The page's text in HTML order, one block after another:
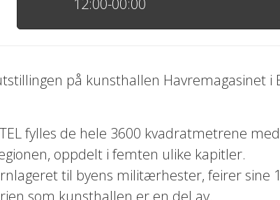
12:00-00:00
på kunsthallen Havremagasinet i
fylles de hele 3600 kvadratmetrene
oppdelt i femten ulike kapitler.
til byens militærhester, feirer sine
som kunsthallen er en del av.